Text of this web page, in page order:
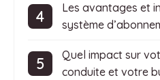
Les avantages et
système
Quel impact sur
conduite et votre